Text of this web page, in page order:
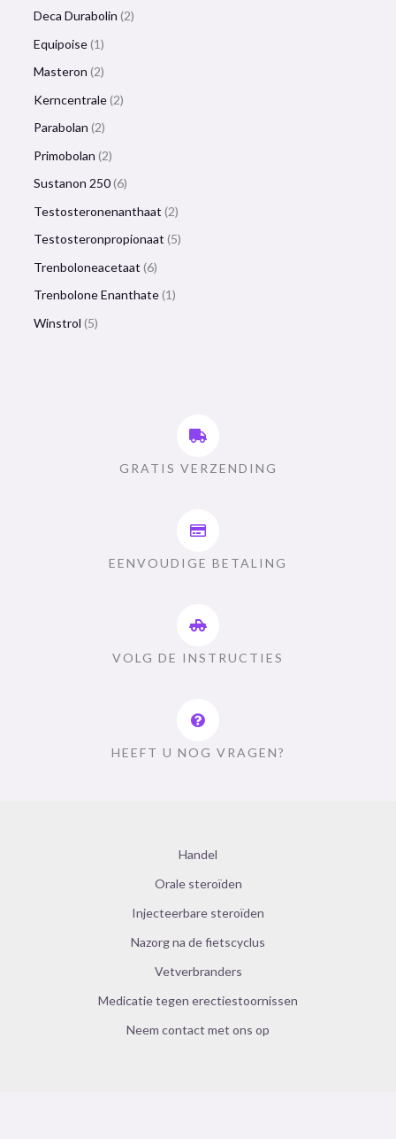
Deca Durabolin 2
Equipoise 1
Masteron 2
Kerncentrale 2
Parabolan 2
Primobolan 2
Sustanon 250 6
Testosteronenanthaat 2
Testosteronpropionaat 5
Trenboloneacetaat 6
Trenbolone Enanthate 1
Winstrol 5
GRATIS VERZENDING
EENVOUDIGE BETALING
VOLG DE INSTRUCTIES
HEEFT U NOG VRAGEN?
Handel
Orale steroïden
Injecteerbare steroïden
Nazorg na de fietscyclus
Vetverbranders
Medicatie tegen erectiestoornissen
Neem contact met ons op